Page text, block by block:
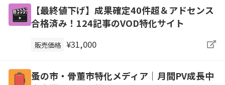
【最終値下げ】成果確定40件超＆アドセンス
合格済み！124記事のVOD特化サイト
販売価格 ¥31,000
蚤の市・骨董市特化メディア｜月間PV成長中